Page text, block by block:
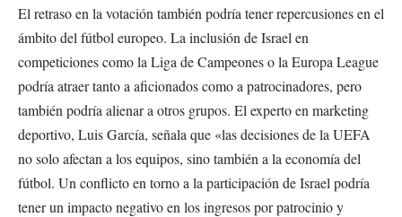
El retraso en la votación también podría tener repercusiones en el
ámbito del fútbol europeo. La inclusión de Israel en
competiciones como la Liga de Campeones o la Europa League
podría atraer tanto a aficionados como a patrocinadores, pero
también podría alienar a otros grupos. El experto en marketing
deportivo, Luis García, señala que «las decisiones de la UEFA
no solo afectan a los equipos, sino también a la economía del
fútbol. Un conflicto en torno a la participación de Israel podría
tener un impacto negativo en los ingresos por patrocinio y